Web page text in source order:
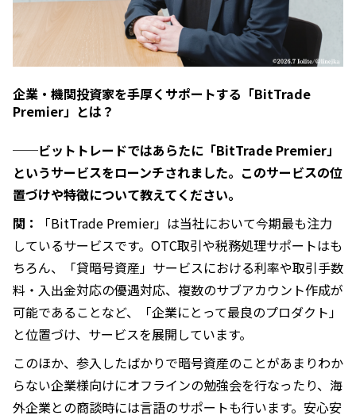
企業・機関投資家を手厚くサポートする「BitTrade
Premier」とは？
──ビットトレードではあらたに「BitTrade Premier」
というサービスをローンチされました。このサービスの位
置づけや特徴について教えてください。
関：
「BitTrade Premier」は当社において今期最も注力
しているサービスです。OTC取引や税務処理サポートはも
ちろん、「貸暗号資産」サービスにおける利率や取引手数
料・入出金対応の優遇対応、複数のサブアカウント作成が
可能であることなど、「企業にとって最良のプロダクト」
と位置づけ、サービスを展開しています。
このほか、参入したばかりで暗号資産のことがあまりわか
らない企業様向けにオフラインの勉強会を行なったり、海
外企業との商談時には言語のサポートも行います。安心安